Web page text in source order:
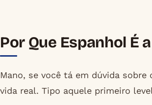
Por Que Espanhol É
Mano, se você tá em dúvida
vida real. Tipo aquele primeiro